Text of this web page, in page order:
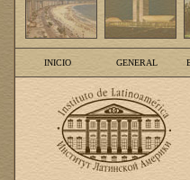
INICIO GENERAL